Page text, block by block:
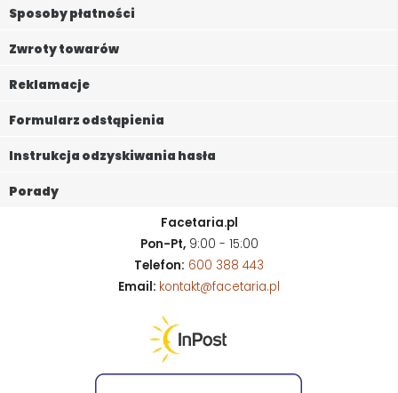
Sposoby płatności
Zwroty towarów
Reklamacje
Formularz odstąpienia
Instrukcja odzyskiwania hasła
Porady
Facetaria.pl
Pon-Pt,9:00 - 15:00
Telefon: 600 388 443
Email: kontakt@facetaria.pl